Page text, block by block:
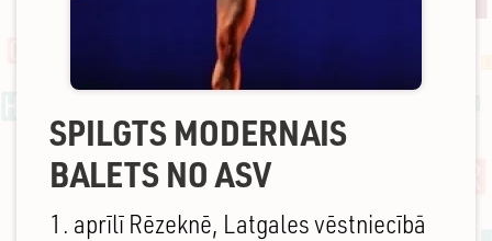
SPILGTS MODERNAIS
BALETS NO ASV
1. aprīlī Rēzeknē, Latgales vēstniecībā